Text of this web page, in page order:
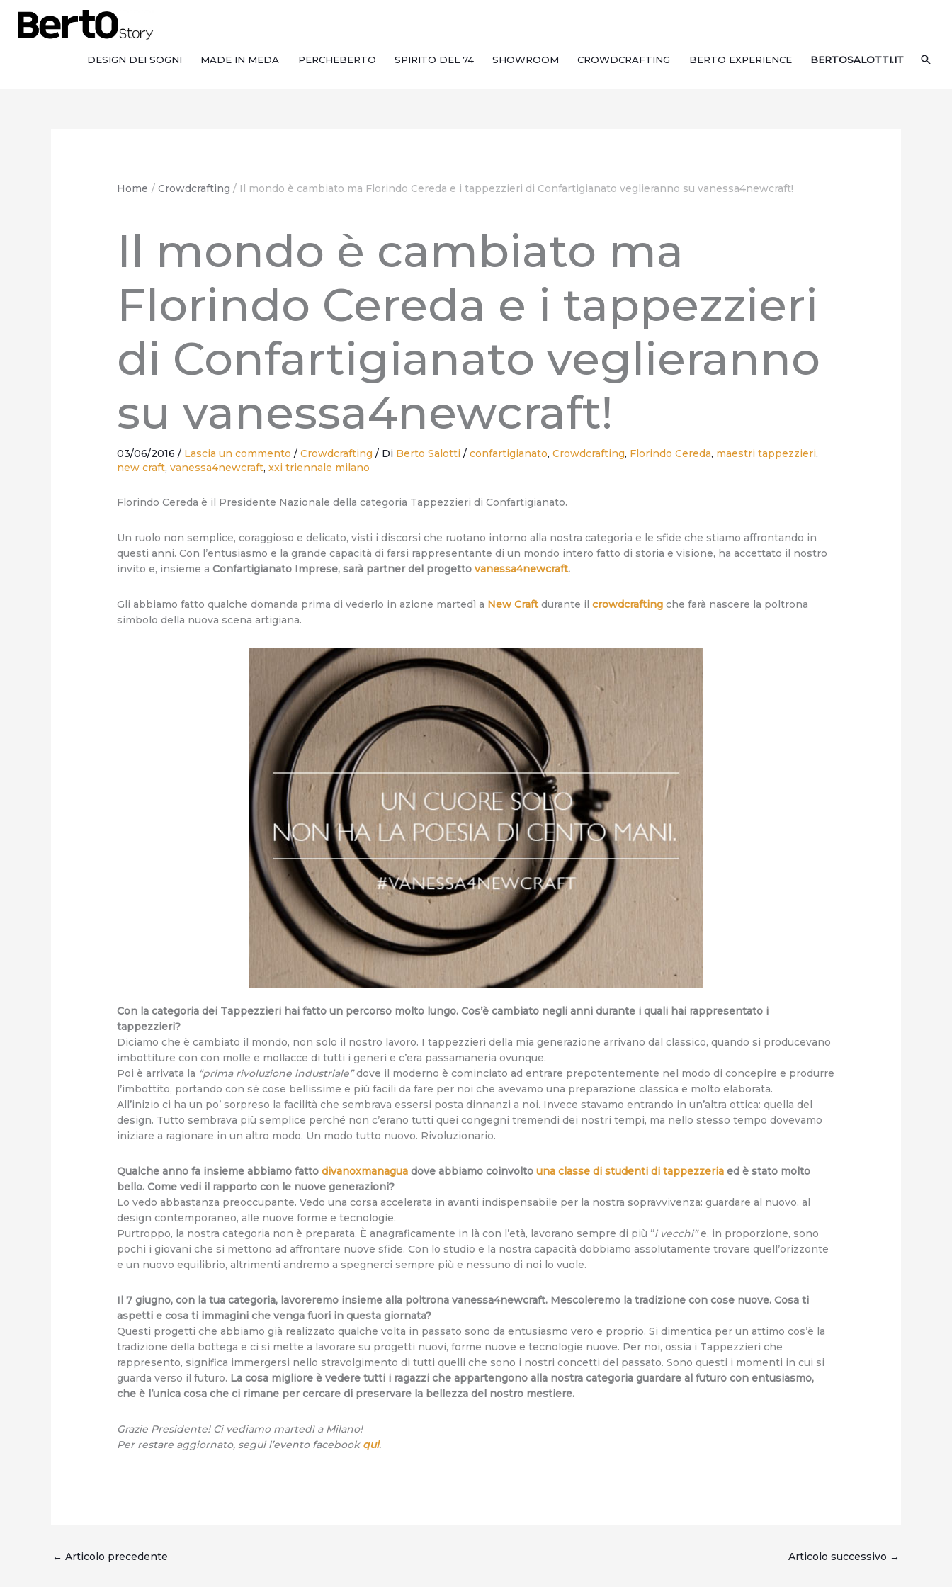
contenuto
navigazione
contenuto
DESIGN DEI SOGNI MADE IN MEDA PERCHEBERTO SPIRITO DEL 74 SHOWROOM CROWDCRAFTING BERTO EXPERIENCE BERTOSALOTTI.IT
Home Crowdcrafting Il mondo è cambiato ma Florindo Cereda e i tappezzieri di Confartigianato veglieranno su vanessa4newcraft!
Il mondo è cambiato ma
Florindo Cereda e i tappezzieri
di Confartigianato veglieranno
su vanessa4newcraft!
03/06/2016/ Lascia un commento /Crowdcrafting / Di Berto Salotti/confartigianato,Crowdcrafting, Florindo Cereda, maestri tappezzieri,
new craft,vanessa4newcraft,xxi triennale milano
Florindo Cereda è il Presidente Nazionale della categoria Tappezzieri di Confartigianato.
Un ruolo non semplice, coraggioso e delicato, visti i discorsi che ruotano intorno alla nostra categoria e le sfide che stiamo affrontando in
questi anni. Con l’entusiasmo e la grande capacità di farsi rappresentante di un mondo intero fatto di storia e visione, ha accettato il nostro
invito e, insieme aConfartigianato Imprese, sarà partner del progettovanessa4newcraft.
Gli abbiamo fatto qualche domanda prima di vederlo in azione martedì a New Craft durante ilcrowdcrafting che farà nascere la poltrona
simbolo della nuova scena artigiana.
Con la categoria dei Tappezzieri hai fatto un percorso molto lungo. Cos’è cambiato negli anni durante i quali hai rappresentato i
tappezzieri?
Diciamo che è cambiato il mondo, non solo il nostro lavoro. I tappezzieri della mia generazione arrivano dal classico, quando si producevano
imbottiture con con molle e mollacce di tutti i generi e c’era passamaneria ovunque.
Poi è arrivata la “prima rivoluzione industriale”dove il moderno è cominciato ad entrare prepotentemente nel modo di concepire e produrre
l’imbottito, portando con sé cose bellissime e più facili da fare per noi che avevamo una preparazione classica e molto elaborata.
All’inizio ci ha un po’ sorpreso la facilità che sembrava essersi posta dinnanzi a noi. Invece stavamo entrando in un’altra ottica: quella del
design. Tutto sembrava più semplice perché non c’erano tutti quei congegni tremendi dei nostri tempi, ma nello stesso tempo dovevamo
iniziare a ragionare in un altro modo. Un modo tutto nuovo. Rivoluzionario.
Qualche anno fa insieme abbiamo fattodivanoxmanagua dove abbiamo coinvoltouna classe di studenti di tappezzeria ed è stato molto
bello. Come vedi il rapporto con le nuove generazioni?
Lo vedo abbastanza preoccupante. Vedo una corsa accelerata in avanti indispensabile per la nostra sopravvivenza: guardare al nuovo, al
design contemporaneo, alle nuove forme e tecnologie.
Purtroppo, la nostra categoria non è preparata. È anagraficamente in là con l’età, lavorano sempre di più “i vecchi”e, in proporzione, sono
pochi i giovani che si mettono ad affrontare nuove sfide. Con lo studio e la nostra capacità dobbiamo assolutamente trovare quell’orizzonte
e un nuovo equilibrio, altrimenti andremo a spegnerci sempre più e nessuno di noi lo vuole.
Il 7 giugno, con la tua categoria, lavoreremo insieme alla poltrona vanessa4newcraft. Mescoleremo la tradizione con cose nuove. Cosa ti
aspetti e cosa ti immagini che venga fuori in questa giornata?
Questi progetti che abbiamo già realizzato qualche volta in passato sono da entusiasmo vero e proprio. Si dimentica per un attimo cos’è la
tradizione della bottega e ci si mette a lavorare su progetti nuovi, forme nuove e tecnologie nuove. Per noi, ossia i Tappezzieri che
rappresento, significa immergersi nello stravolgimento di tutti quelli che sono i nostri concetti del passato. Sono questi i momenti in cui si
guarda verso il futuro. La cosa migliore è vedere tutti i ragazzi che appartengono alla nostra categoria guardare al futuro con entusiasmo,
che è l’unica cosa che ci rimane per cercare di preservare la bellezza del nostro mestiere.
Grazie Presidente! Ci vediamo martedì a Milano!
Per restare aggiornato, segui l’evento facebook qui.
← Articolo precedente Articolo successivo →